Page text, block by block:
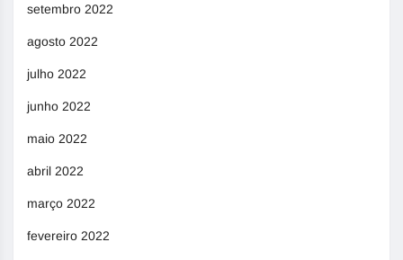
setembro 2022
agosto 2022
julho 2022
junho 2022
maio 2022
abril 2022
março 2022
fevereiro 2022